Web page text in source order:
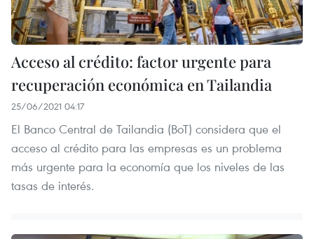
Acceso al crédito: factor urgente para
recuperación económica en Tailandia
25/06/2021 04:17
El Banco Central de Tailandia (BoT) considera que el
acceso al crédito para las empresas es un problema
más urgente para la economía que los niveles de las
tasas de interés.